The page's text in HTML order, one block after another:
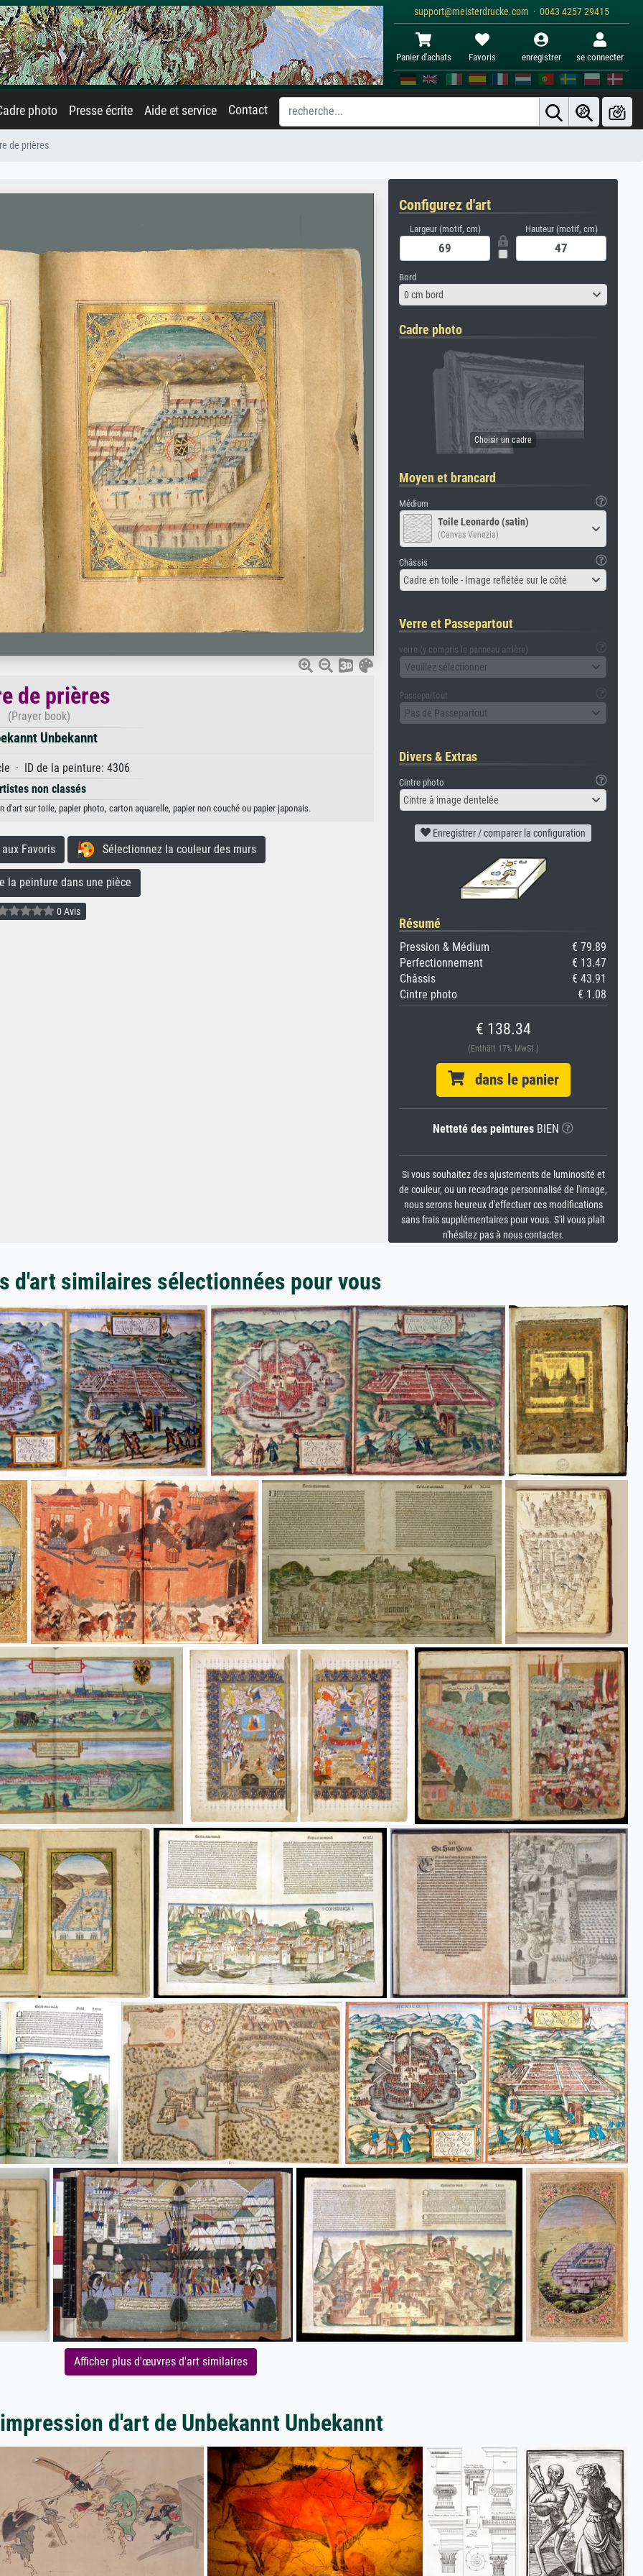
support@meisterdrucke.com · 0043 4257 29415
Panier d'achats Favoris enregistrer se connecter
photo Presse écrite Aide et service Contact
de prières
de prières
(Prayer book)
Unbekannt
· ID de la peinture: 4306
non classés
d'art sur toile, papier photo, carton aquarelle, papier non couché ou papier japonais.
Favoris Sélectionnez la couleur des murs
peinture dans une pièce
0 Avis
Configurez d'art
Largeur (motif, cm) Hauteur (motif, cm)
Bord
0 cm bord
Cadre photo
Moyen et brancard
Médium
Toile Leonardo (satin)
(Canvas Venezia)
Châssis
Cadre en toile - Image reflétée sur le côté
Verre et Passepartout
verre (y compris le panneau arrière)
Veuillez sélectionner
Passepartout
Pas de Passepartout
Divers & Extras
Cintre photo
Cintre à image dentelée
Enregistrer / comparer la configuration
Résumé
Pression & Médium
€ 79.89
Perfectionnement
€ 13.47
Châssis
€ 43.91
Cintre photo
€ 1.08
€ 138.34
(Enthält 17% MwSt.)
dans le panier
Netteté des peintures BIEN
Si vous souhaitez des ajustements de luminosité et
de couleur, ou un recadrage personnalisé de l'image,
nous serons heureux d'effectuer ces modifications
sans frais supplémentaires pour vous. S'il vous plaît
n'hésitez pas à nous contacter.
d'art similaires sélectionnées pour vous
Afficher plus d'œuvres d'art similaires
d'art de Unbekannt Unbekannt